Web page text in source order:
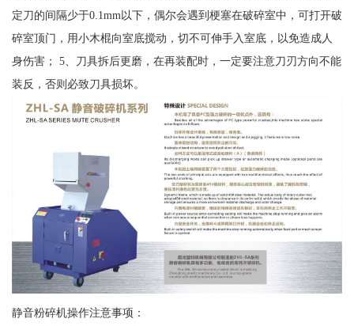
定刀的间隔少于0.1mm以下，偶尔会遇到梗塞在破碎室中，可打开破
碎室顶门，用小木棍向室底搅动，切不可伸手入室底，以免造成人
身伤害； 5、刀具拆后更磨，在再装配时，一定要注意刀刃方向不能
装反，否则必致刀具损坏。
静音粉碎机操作注意事项：